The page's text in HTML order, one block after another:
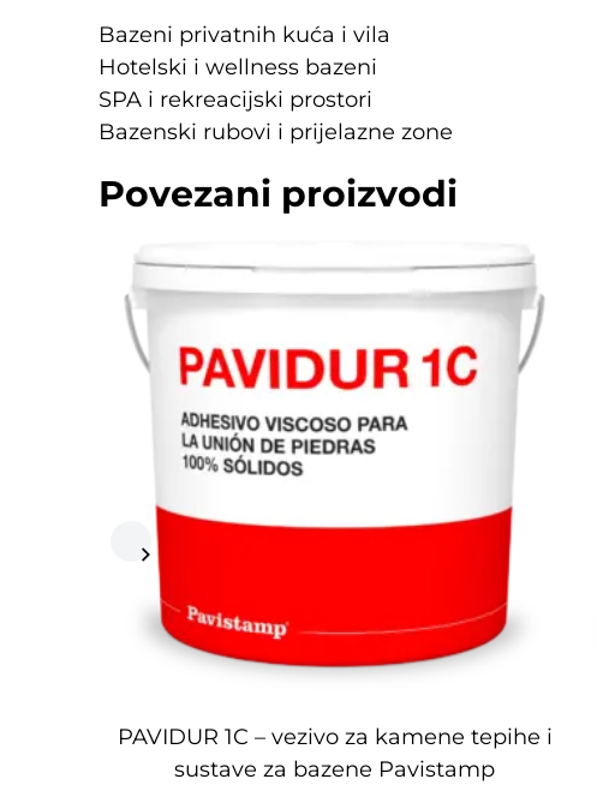
Bazeni privatnih kuća i vila
Hotelski i wellness bazeni
SPA i rekreacijski prostori
Bazenski rubovi i prijelazne zone
Povezani proizvodi
PAVIDUR 1C – vezivo za kamene tepihe i
sustave za bazene Pavistamp